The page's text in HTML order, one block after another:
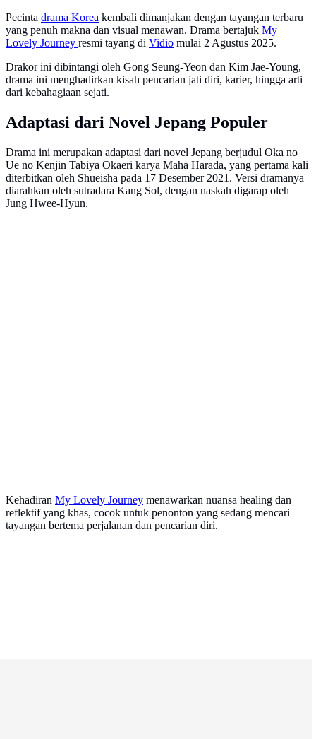
Pecinta drama Korea kembali dimanjakan dengan tayangan terbaru
yang penuh makna dan visual menawan. Drama bertajuk My
Lovely Journey resmi tayang di Vidio mulai 2 Agustus 2025.
Drakor ini dibintangi oleh Gong Seung-Yeon dan Kim Jae-Young,
drama ini menghadirkan kisah pencarian jati diri, karier, hingga arti
dari kebahagiaan sejati.
Adaptasi dari Novel Jepang Populer
Drama ini merupakan adaptasi dari novel Jepang berjudul Oka no
Ue no Kenjin Tabiya Okaeri karya Maha Harada, yang pertama kali
diterbitkan oleh Shueisha pada 17 Desember 2021. Versi dramanya
diarahkan oleh sutradara Kang Sol, dengan naskah digarap oleh
Jung Hwee-Hyun.
Kehadiran My Lovely Journey menawarkan nuansa healing dan
reflektif yang khas, cocok untuk penonton yang sedang mencari
tayangan bertema perjalanan dan pencarian diri.